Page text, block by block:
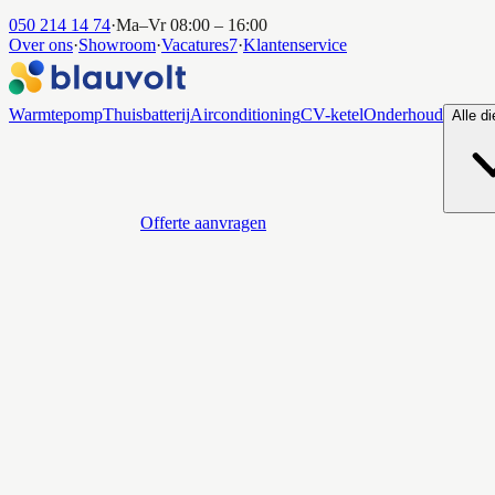
050 214 14 74·Ma–Vr 08:00 – 16:00
Over ons·Showroom·Vacatures7·Klantenservice
WarmtepompThuisbatterijAirconditioningCV-ketelOnderhoud Alle
Offerte aanvragen